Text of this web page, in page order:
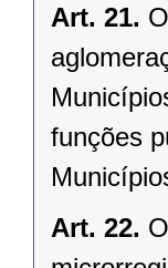
Art. 21.
funções
Art. 22.